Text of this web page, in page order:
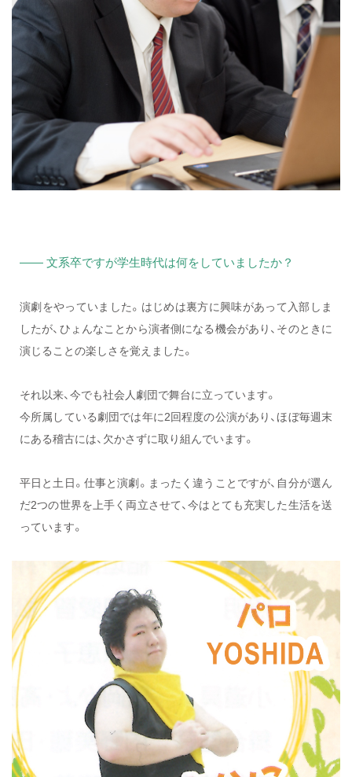
—— 文系卒ですが学生時代は何をしていましたか？
演劇をやっていました。はじめは裏方に興味があって入部しま
したが、ひょんなことから演者側になる機会があり、そのときに
演じることの楽しさを覚えました。
それ以来、今でも社会人劇団で舞台に立っています。
今所属している劇団では年に2回程度の公演があり、ほぼ毎週末
にある稽古には、欠かさずに取り組んでいます。
平日と土日。仕事と演劇。まったく違うことですが、自分が選ん
だ2つの世界を上手く両立させて、今はとても充実した生活を送
っています。